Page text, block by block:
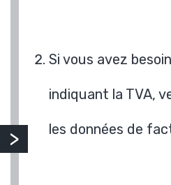
Si vous avez
indiquant la TVA,
les données de